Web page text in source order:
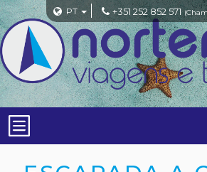
PT +351 252 852 571